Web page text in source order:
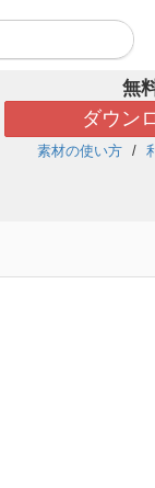
無
ダウン
素材の使い方